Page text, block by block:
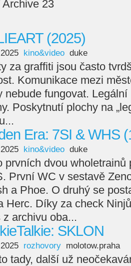
Archive 23
(2025)
kino&video duke
za graffiti jsou často
Komunikace mezi
nebude fungovat.
Poskytnutí plochy na
Era: 7SI & WHS
kino&video duke
prvních dvou wholetrainů
První WC v sestavě
a Phoe. O druhý se
Herc. Díky za check
archivu oba...
SKLON
rozhovory molotow.praha
tady, další už